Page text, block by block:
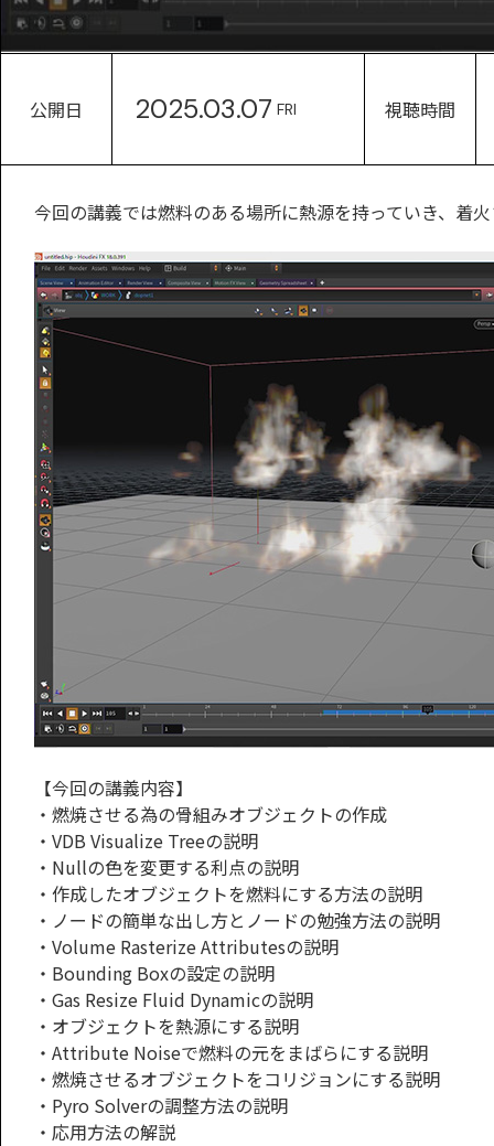
公開日 2025.03.07 FRI 視聴時間
今回の講義では燃料のある場所に熱源を持っていき、着
【今回の講義内容】
・燃焼させる為の骨組みオブジェクトの作成
・VDB Visualize Treeの説明
・Nullの色を変更する利点の説明
・作成したオブジェクトを燃料にする方法の説明
・ノードの簡単な出し方とノードの勉強方法の説明
・Volume Rasterize Attributesの説明
・Bounding Boxの設定の説明
・Gas Resize Fluid Dynamicの説明
・オブジェクトを熱源にする説明
・Attribute Noiseで燃料の元をまばらにする説明
・燃焼させるオブジェクトをコリジョンにする説明
・Pyro Solverの調整方法の説明
・応用方法の解説